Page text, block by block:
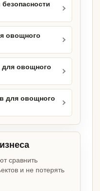
овощного
для овощного
для овощного
сравнить
и не потерять